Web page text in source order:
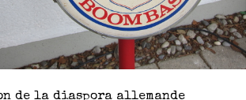
de la diaspora allemande